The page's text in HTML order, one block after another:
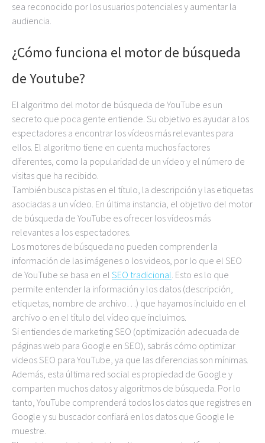
sea reconocido por los usuarios potenciales y aumentar la
audiencia.
¿Cómo funciona el motor de búsqueda
de Youtube?
El algoritmo del motor de búsqueda de YouTube es un
secreto que poca gente entiende. Su objetivo es ayudar a los
espectadores a encontrar los vídeos más relevantes para
ellos. El algoritmo tiene en cuenta muchos factores
diferentes, como la popularidad de un vídeo y el número de
visitas que ha recibido.
También busca pistas en el título, la descripción y las etiquetas
asociadas a un vídeo. En última instancia, el objetivo del motor
de búsqueda de YouTube es ofrecer los vídeos más
relevantes a los espectadores.
Los motores de búsqueda no pueden comprender la
información de las imágenes o los videos, por lo que el SEO
de YouTube se basa en el SEO tradicional. Esto es lo que
permite entender la información y los datos (descripción,
etiquetas, nombre de archivo…) que hayamos incluido en el
archivo o en el título del vídeo que incluimos.
Si entiendes de marketing SEO (optimización adecuada de
páginas web para Google en SEO), sabrás cómo optimizar
videos SEO para YouTube, ya que las diferencias son mínimas.
Además, esta última red social es propiedad de Google y
comparten muchos datos y algoritmos de búsqueda. Por lo
tanto, YouTube comprenderá todos los datos que registres en
Google y su buscador confiará en los datos que Google le
muestre.